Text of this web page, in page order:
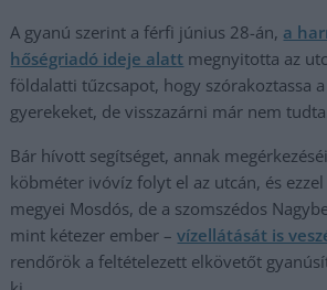
A gyanú szerint a férfi június 28-án, a
hőségriadó ideje alatt megnyitotta az
földalatti tűzcsapot, hogy szórakoztassa
gyerekeket, de visszazárni már nem
Bár hívott segítséget, annak
köbméter ivóvíz folyt el az utcán, és
megyei Mosdós, de a szomszédos
mint kétezer ember –vízellátását is
rendőrök a feltételezett elkövetőt